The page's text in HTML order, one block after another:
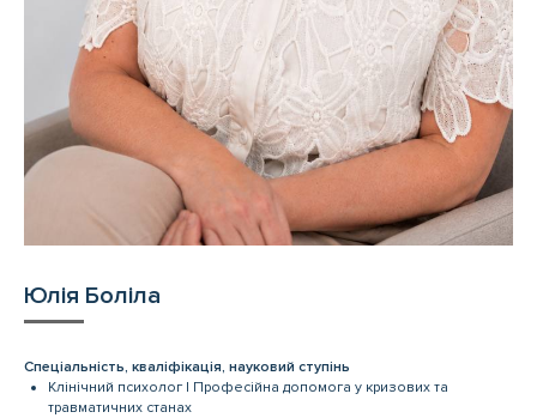
Юлія Боліла
Спеціальність, кваліфікація, науковий ступінь
Клінічний психолог | Професійна допомога у кризових та
травматичних станах